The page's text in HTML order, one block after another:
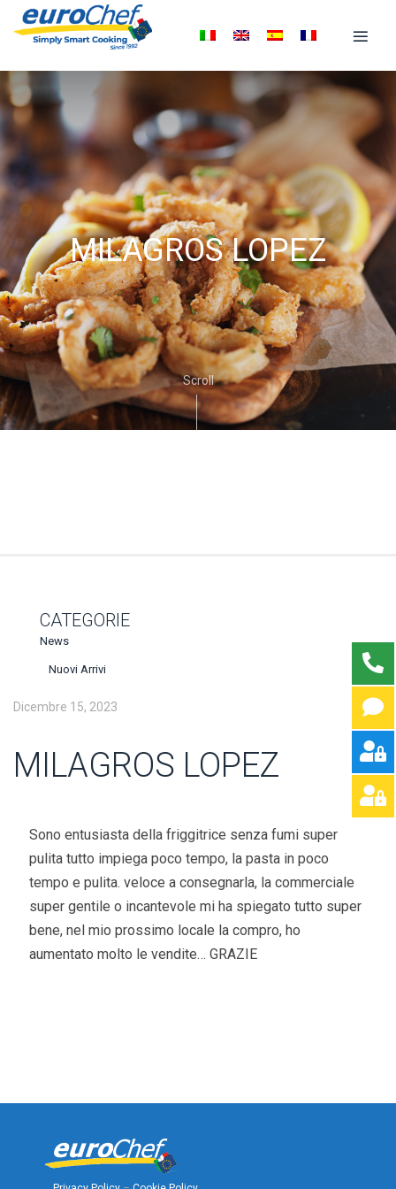
MILAGROS LOPEZ
Scroll
CATEGORIE
News
Nuovi Arrivi
Dicembre 15, 2023
MILAGROS LOPEZ
Sono entusiasta della friggitrice senza fumi super
pulita tutto impiega poco tempo, la pasta in poco
tempo e pulita. veloce a consegnarla, la commerciale
super gentile o incantevole mi ha spiegato tutto super
bene, nel mio prossimo locale la compro, ho
aumentato molto le vendite… GRAZIE